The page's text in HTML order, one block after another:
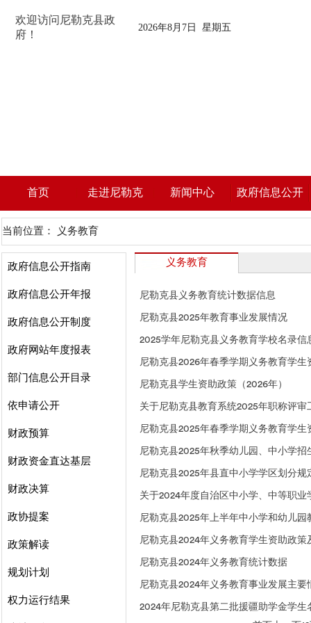
欢迎访问尼勒克县政
府！
2026年8月7日 星期五
首页 走进尼勒克 新闻中心 政府信息公开
当前位置： 义务教育
政府信息公开指南
政府信息公开年报
政府信息公开制度
政府网站年度报表
部门信息公开目录
依申请公开
财政预算
财政资金直达基层
财政决算
政协提案
政策解读
规划计划
权力运行结果
义务教育
尼勒克县义务教育统计数据信息
尼勒克县2025年教育事业发展情况
2025学年尼勒克县义务教育学校名录信
尼勒克县2026年春季学期义务教育学
尼勒克县学生资助政策（2026年）
关于尼勒克县教育系统2025年职称评审
尼勒克县2025年春季学期义务教育学
尼勒克县2025年秋季幼儿园、中小学招
尼勒克县2025年县直中小学学区划分规
关于2024年度自治区中小学、中等职
尼勒克县2025年上半年中小学和幼儿园
尼勒克县2024年义务教育学生资助政策
尼勒克县2024年义务教育统计数据
尼勒克县2024年义务教育事业发展主要
2024年尼勒克县第二批援疆助学金学生